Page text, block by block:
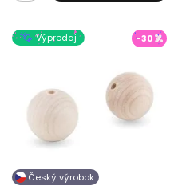
Výpredaj
Český výrobok
-30